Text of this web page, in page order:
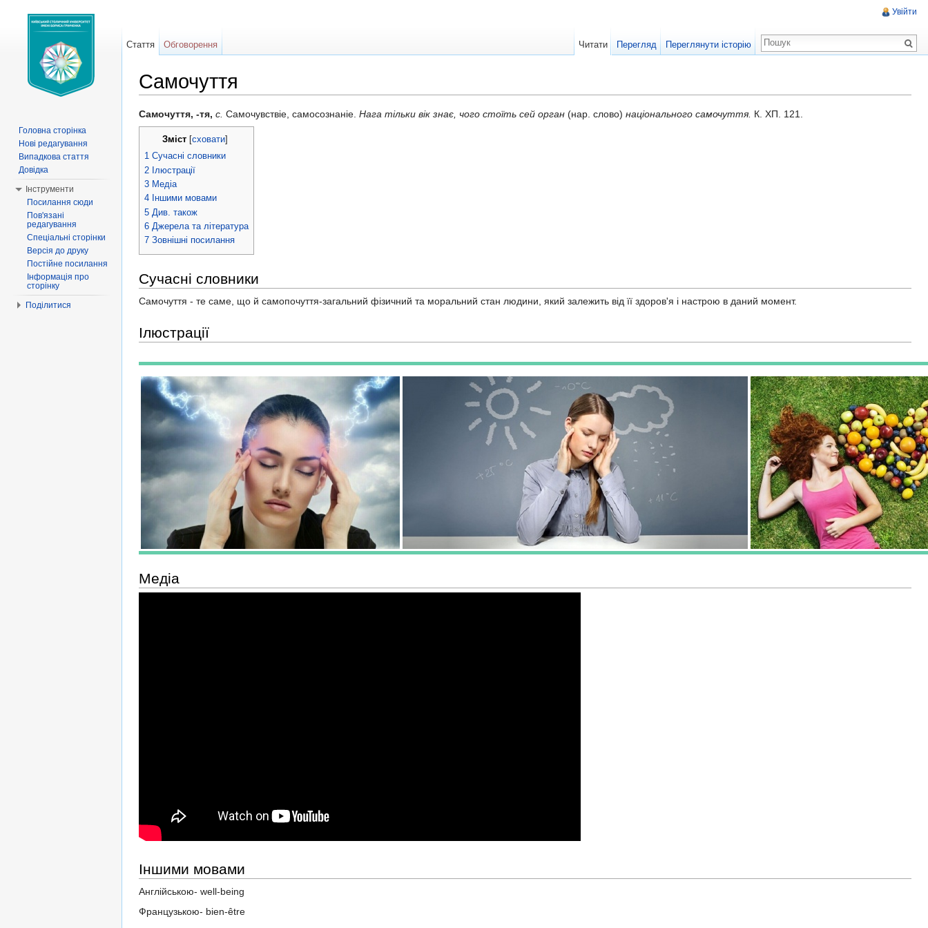
Самочуття
Самочуття, -тя, с. Самочувствіе, самосознаніе. Нага тільки вік знає, чого стоїть сей орган (нар. слово) національного самочуття. К. ХП. 121.
Зміст сховати
1 Сучасні словники
2 Ілюстрації
3 Медіа
4 Іншими мовами
5 Див. також
6 Джерела та література
7 Зовнішні посилання
Сучасні словники
Самочуття - те саме, що й самопочуття-загальний фізичний та моральний стан людини, який залежить від її здоров'я і настрою в даний момент.
Ілюстрації
Медіа
Іншими мовами
Англійською- well-being
Французькою- bien-être
Увійти
Стаття Обговорення Читати Перегляд Переглянути історію
Головна сторінка
Нові редагування
Випадкова стаття
Довідка
Інструменти
Посилання сюди
Пов'язані
редагування
Спеціальні сторінки
Версія до друку
Постійне посилання
Інформація про
сторінку
Поділитися